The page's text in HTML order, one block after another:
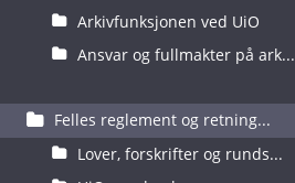
Arkivfunksjonen ved UiO
Ansvar og fullmakter på ark...
Felles reglement og retning...
Lover, forskrifter og runds...